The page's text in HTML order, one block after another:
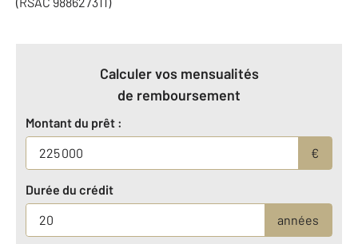
Calculer vos mensualités
de remboursement
Montant du prêt :
€
Durée du crédit
années